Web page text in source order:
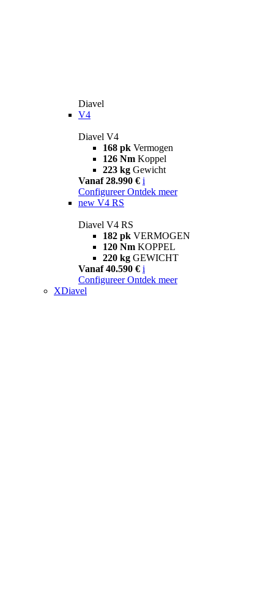
Diavel
V4
Diavel V4
168 pk Vermogen
126 Nm Koppel
223 kg Gewicht
Vanaf 28.990 € i
Configureer Ontdek meer
new V4 RS
Diavel V4 RS
182 pk VERMOGEN
120 Nm KOPPEL
220 kg GEWICHT
Vanaf 40.590 € i
Configureer Ontdek meer
XDiavel